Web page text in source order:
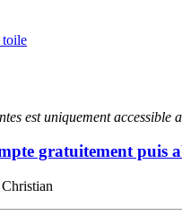
est uniquement accessible
gratuitement puis